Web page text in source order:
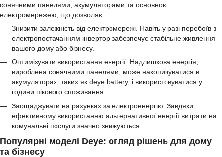
сонячними панелями, акумуляторами та основною
електромережею, що дозволяє:
Знизити залежність від електромережі. Навіть у разі перебоїв з
електропостачанням інвертор забезпечує стабільне живлення
вашого дому або бізнесу.
Оптимізувати використання енергії. Надлишкова енергія,
вироблена сонячними панелями, може накопичуватися в
акумуляторах, таких як deye battery, і використовуватися у
години пікового споживання.
Заощаджувати на рахунках за електроенергію. Завдяки
ефективному використанню альтернативної енергії витрати на
комунальні послуги значно знижуються.
Популярні моделі Deye: огляд рішень для дому
та бізнесу